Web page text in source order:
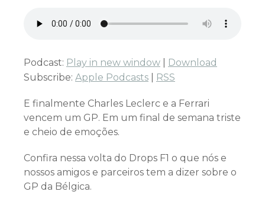
Podcast: Play in new window
Download
Subscribe: Apple Podcasts RSS
E finalmente Charles Leclerc e a Ferrari
vencem um GP. Em um final de semana triste
e cheio de emoções.
Confira nessa volta do Drops F1 o que nós e
nossos amigos e parceiros tem a dizer sobre o
GP da Bélgica.